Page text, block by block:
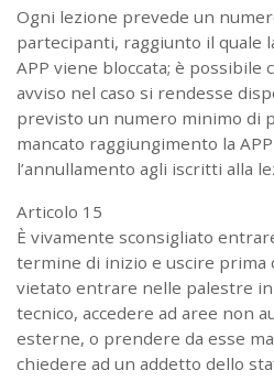
Ogni lezione prevede un
partecipanti, raggiunto il quale
APP viene bloccata; è possibile
avviso nel caso si rendesse
previsto un numero minimo di
mancato raggiungimento la
l’annullamento agli iscritti alla
Articolo 15
È vivamente sconsigliato
termine di inizio e uscire prima
vietato entrare nelle palestre
tecnico, accedere ad aree non
esterne, o prendere da esse
chiedere ad un addetto dello